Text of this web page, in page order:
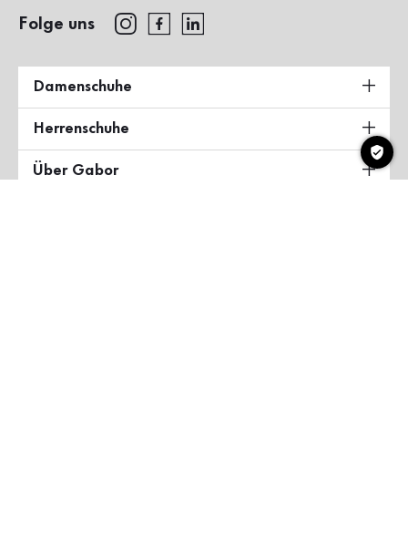
Folge uns
Damenschuhe
Herrenschuhe
Über Gabor